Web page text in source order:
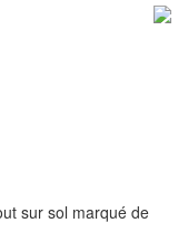
sur sol marqué de